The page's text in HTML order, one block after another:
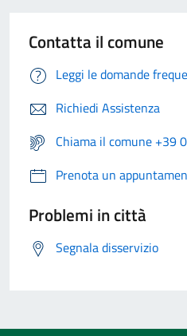
Contatta il comune
Leggi le domande
Richiedi Assistenza
Chiama il comune +39
Prenota un
Problemi in città
Segnala disservizio